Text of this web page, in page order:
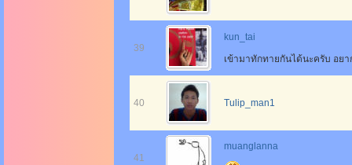
39
kun_tai
เข้ามาทักทายกันได้นะครับ อยา
40 Tulip_man1
41
muanglanna